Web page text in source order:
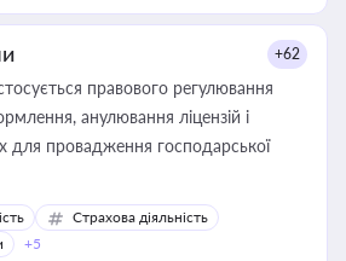
+62
правового регулювання
анулювання ліцензій і
для провадження господарської
Страхова діяльність
+5